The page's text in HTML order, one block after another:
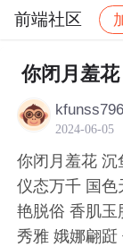
前端社区
社区 前端
你闭月羞
2024-06-05
你闭月羞花 沉
仪态万千 国色
艳脱俗 香肌玉
秀雅 娥娜翩跹